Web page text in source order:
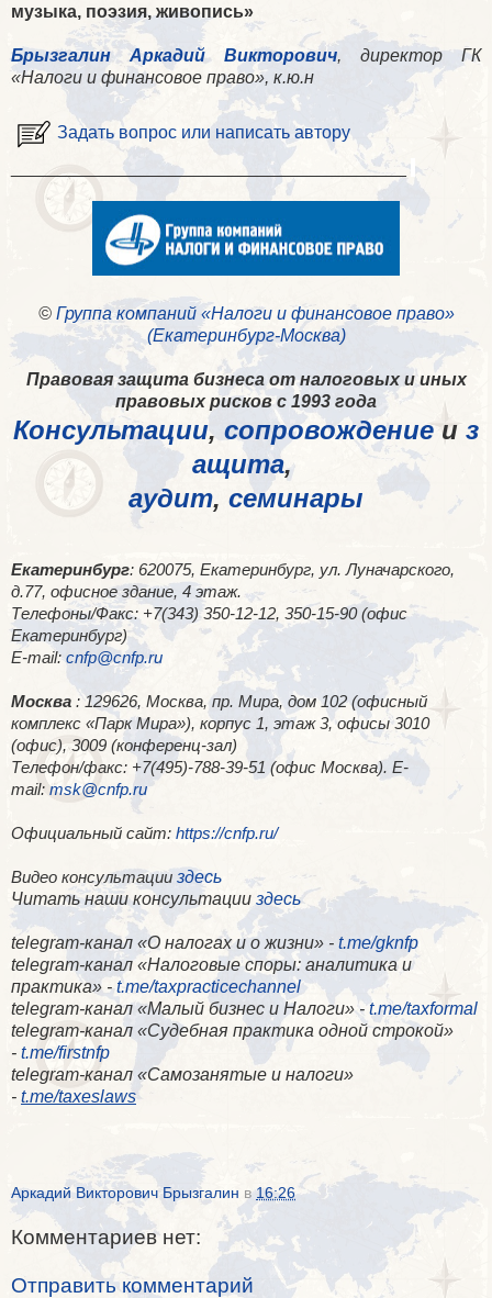
музыка, поэзия, живопись»
Брызгалин Аркадий Викторович, директор ГК
«Налоги и финансовое право», к.ю.н
Задать вопрос или написать автору
________________________________________
© Группа компаний «Налоги и финансовое право»
(Екатеринбург-Москва)
Правовая защита бизнеса от налоговых и иных
правовых рисков с 1993 года
Консультации, сопровождениеи з
ащита,
аудит, семинары
Екатеринбург: 620075, Екатеринбург, ул. Луначарского,
д.77, офисное здание, 4 этаж.
Телефоны/Факс: +7(343) 350-12-12, 350-15-90 (офис
Екатеринбург)
E-mail: cnfp@cnfp.ru
Москва : 129626, Москва, пр. Мира, дом 102 (офисный
комплекс «Парк Мира»), корпус 1, этаж 3, офисы 3010
(офис), 3009 (конференц-зал)
Телефон/факс: +7(495)-788-39-51 (офис Москва). E-
mail:msk@cnfp.ru
Официальный сайт: https://cnfp.ru/
Видео консультации здесь
Читать наши консультации здесь
telegram-канал «О налогах и о жизни» - t.me/gknfp
telegram-канал «Налоговые споры: аналитика и
практика» -t.me/taxpracticechannel
telegram-канал «Малый бизнес и Налоги» -t.me/taxformal
telegram-канал «​Судебная практика одной строкой»
- t.me/firstnfp
telegram-канал «​Самозанятые и налоги»
- t.me/taxeslaws
Аркадий Викторович Брызгалин в16:26
Комментариев нет:
Отправить комментарий